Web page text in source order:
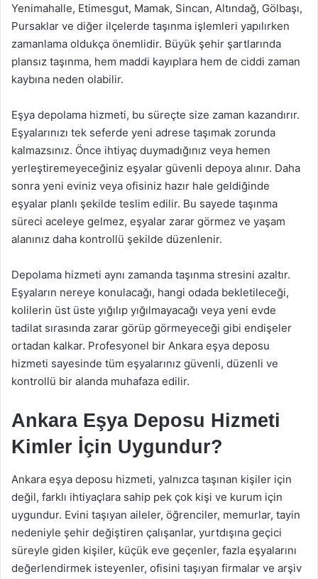
Yenimahalle, Etimesgut, Mamak, Sincan, Altındağ, Gölbaşı,
Pursaklar ve diğer ilçelerde taşınma işlemleri yapılırken
zamanlama oldukça önemlidir. Büyük şehir şartlarında
plansız taşınma, hem maddi kayıplara hem de ciddi zaman
kaybına neden olabilir.
Eşya depolama hizmeti, bu süreçte size zaman kazandırır.
Eşyalarınızı tek seferde yeni adrese taşımak zorunda
kalmazsınız. Önce ihtiyaç duymadığınız veya hemen
yerleştiremeyeceğiniz eşyalar güvenli depoya alınır. Daha
sonra yeni eviniz veya ofisiniz hazır hale geldiğinde
eşyalar planlı şekilde teslim edilir. Bu sayede taşınma
süreci aceleye gelmez, eşyalar zarar görmez ve yaşam
alanınız daha kontrollü şekilde düzenlenir.
Depolama hizmeti aynı zamanda taşınma stresini azaltır.
Eşyaların nereye konulacağı, hangi odada bekletileceği,
kolilerin üst üste yığılıp yığılmayacağı veya yeni evde
tadilat sırasında zarar görüp görmeyeceği gibi endişeler
ortadan kalkar. Profesyonel bir Ankara eşya deposu
hizmeti sayesinde tüm eşyalarınız güvenli, düzenli ve
kontrollü bir alanda muhafaza edilir.
Ankara Eşya Deposu Hizmeti
Kimler İçin Uygundur?
Ankara eşya deposu hizmeti, yalnızca taşınan kişiler için
değil, farklı ihtiyaçlara sahip pek çok kişi ve kurum için
uygundur. Evini taşıyan aileler, öğrenciler, memurlar, tayin
nedeniyle şehir değiştiren çalışanlar, yurtdışına geçici
süreyle giden kişiler, küçük eve geçenler, fazla eşyalarını
değerlendirmek isteyenler, ofisini taşıyan firmalar ve arşiv